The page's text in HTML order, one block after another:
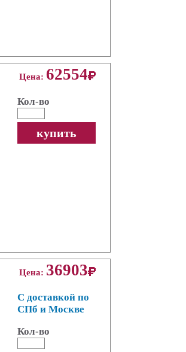
Цена: 62554
Кол-во
купить
Цена: 36903
С доставкой по
СПб и Москве
Кол-во